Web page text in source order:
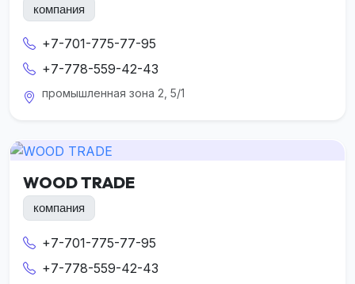
компания
+7-701-775-77-95
+7-778-559-42-43
промышленная зона 2, 5/1
WOOD TRADE
компания
+7-701-775-77-95
+7-778-559-42-43